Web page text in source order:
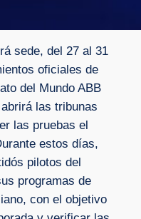
sede, del 27 al 31
oficiales de
del Mundo ABB
las tribunas
las pruebas el
estos días,
pilotos del
programas de
con el objetivo